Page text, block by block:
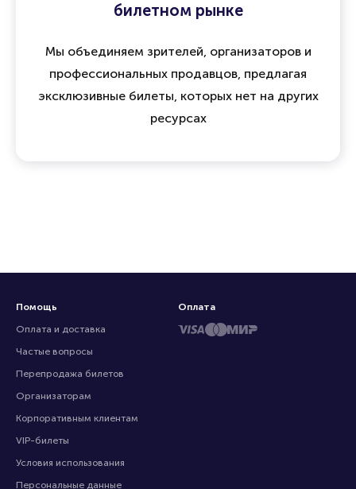
билетном рынке
Мы объединяем зрителей, организаторов и
профессиональных продавцов, предлагая
эксклюзивные билеты, которых нет на других
ресурсах
Помощь
Оплата и доставка
Частые вопросы
Перепродажа билетов
Организаторам
Корпоративным клиентам
VIP-билеты
Условия использования
Персональные данные
Оплата